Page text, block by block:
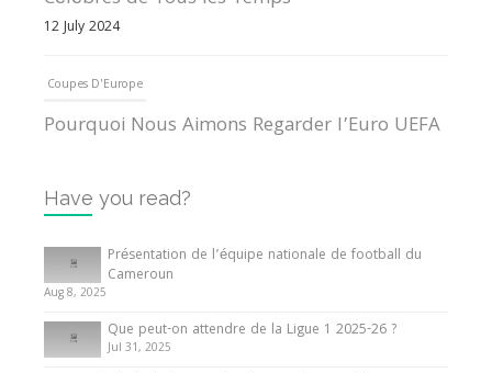
12 July 2024
Coupes D'Europe
Pourquoi Nous Aimons Regarder l’Euro UEFA
Internationales
Tout ce que vous devez savoir sur la Coupe
d’Afrique des Nations
10 May 2024
Internationales
Have you read?
Présentation de l’équipe nationale de football du
Cameroun
Aug 8, 2025
Que peut-on attendre de la Ligue 1 2025-26 ?
Jul 31, 2025